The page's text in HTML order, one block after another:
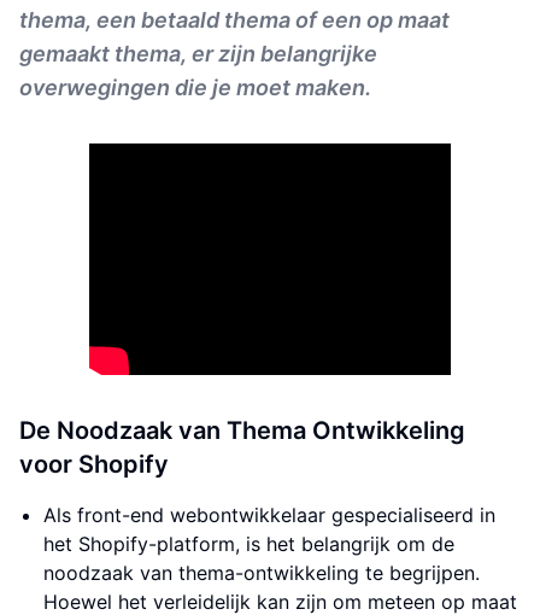
thema, een betaald thema of een op maat
gemaakt thema, er zijn belangrijke
overwegingen die je moet maken.
De Noodzaak van Thema Ontwikkeling
voor Shopify
Als front-end webontwikkelaar gespecialiseerd in
het Shopify-platform, is het belangrijk om de
noodzaak van thema-ontwikkeling te begrijpen.
Hoewel het verleidelijk kan zijn om meteen op maat